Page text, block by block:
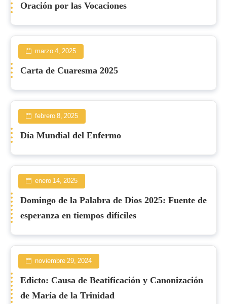
Oración por las Vocaciones
marzo 4, 2025
Carta de Cuaresma 2025
febrero 8, 2025
Día Mundial del Enfermo
enero 14, 2025
Domingo de la Palabra de Dios 2025: Fuente de
esperanza en tiempos difíciles
noviembre 29, 2024
Edicto: Causa de Beatificación y Canonización
de María de la Trinidad